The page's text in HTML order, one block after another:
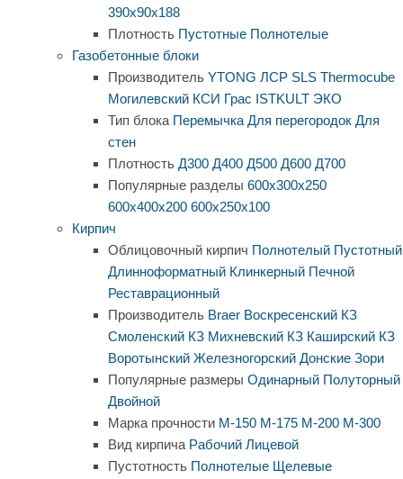
390х90х188
Плотность Пустотные Полнотелые
Газобетонные блоки
Производитель YTONG ЛСР SLS Thermocube
Могилевский КСИ Грас ISTKULT ЭКО
Тип блока Перемычка Для перегородок Для
стен
Плотность Д300 Д400 Д500 Д600 Д700
Популярные разделы 600х300х250
600х400х200 600х250х100
Кирпич
Облицовочный кирпич Полнотелый Пустотный
Длинноформатный Клинкерный Печной
Реставрационный
Производитель Braer Воскресенский КЗ
Смоленский КЗ Михневский КЗ Каширский КЗ
Воротынский Железногорский Донские Зори
Популярные размеры Одинарный Полуторный
Двойной
Марка прочности М-150 М-175 М-200 М-300
Вид кирпича Рабочий Лицевой
Пустотность Полнотелые Щелевые